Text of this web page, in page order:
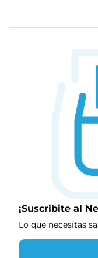
¡Suscribite al
Lo que necesitas